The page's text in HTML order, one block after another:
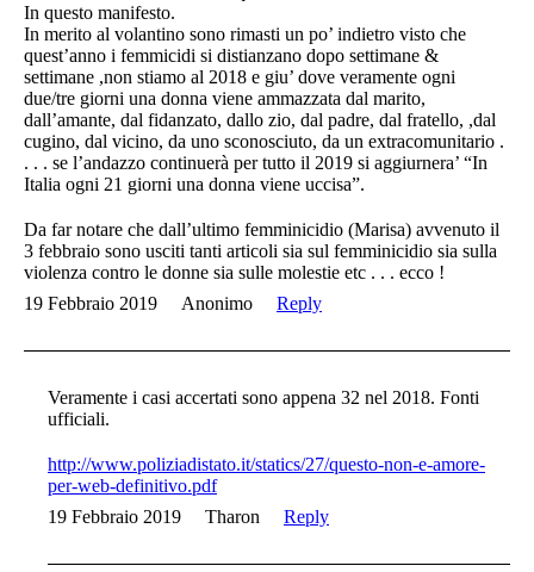
In questo manifesto.
In merito al volantino sono rimasti un po’ indietro visto che
quest’anno i femmicidi si distianzano dopo settimane &
settimane ,non stiamo al 2018 e giu’ dove veramente ogni
due/tre giorni una donna viene ammazzata dal marito,
dall’amante, dal fidanzato, dallo zio, dal padre, dal fratello, ,dal
cugino, dal vicino, da uno sconosciuto, da un extracomunitario .
. . . se l’andazzo continuerà per tutto il 2019 si aggiurnera’ “In
Italia ogni 21 giorni una donna viene uccisa”.
Da far notare che dall’ultimo femminicidio (Marisa) avvenuto il
3 febbraio sono usciti tanti articoli sia sul femminicidio sia sulla
violenza contro le donne sia sulle molestie etc . . . ecco !
19 Febbraio 2019
Anonimo Reply
Veramente i casi accertati sono appena 32 nel 2018. Fonti
ufficiali.
http://www.poliziadistato.it/statics/27/questo-non-e-amore-
per-web-definitivo.pdf
19 Febbraio 2019
Tharon Reply